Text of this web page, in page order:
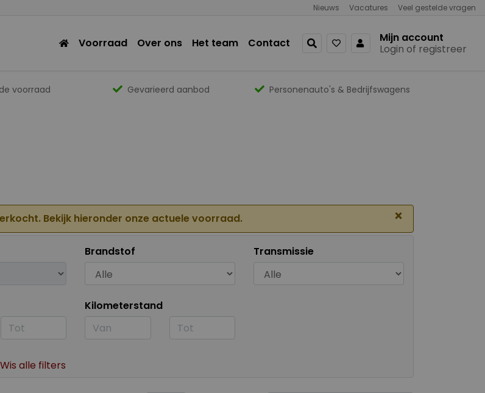
Nieuws Vacatures Veel gestelde vragen
Voorraad Over ons Het team Contact
Mijn account
Login of registreer
voorraad Gevarieerd aanbod Personenauto's & Bedrijfswagens
Bekijk hieronder onze actuele voorraad. ×
Brandstof Transmissie
Kilometerstand
Wis alle filters